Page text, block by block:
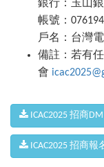
銀行：玉山
帳號：
戶名：台灣
備註：若有
會
ICAC2025 招商
ICAC2025 招商報